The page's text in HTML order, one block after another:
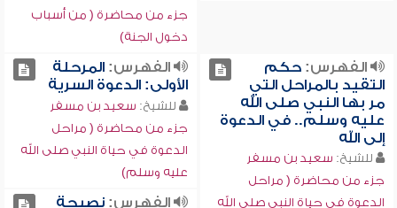
جزء من محاضرة ( من أسباب
دخول الجنة)
الفهرس:حكم
التقيد بالمراحل التي
مر بها النبي صلى الله
عليه وسلم.. في الدعوة
إلى الله
للشيخ: سعيد بن مسفر
جزء من محاضرة ( مراحل
الدعوة في حياة النبي صلى الله
الفهرس:المرحلة
الأولى: الدعوة السرية
للشيخ: سعيد بن مسفر
جزء من محاضرة ( مراحل
الدعوة في حياة النبي صلى الله
عليه وسلم)
الفهرس:نصيحة